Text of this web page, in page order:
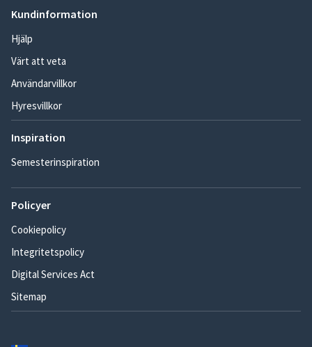
Kundinformation
Hjälp
Värt att veta
Användarvillkor
Hyresvillkor
Inspiration
Semesterinspiration
Policyer
Cookiepolicy
Integritetspolicy
Digital Services Act
Sitemap